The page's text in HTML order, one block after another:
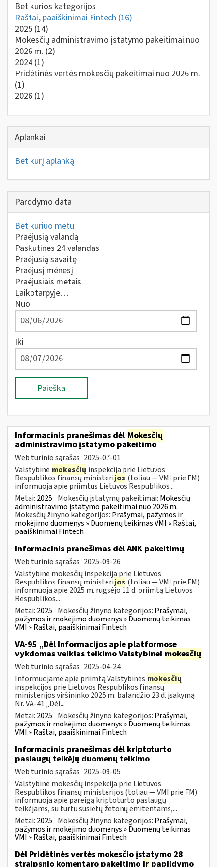
Bet kurios kategorijos
Raštai, paaiškinimai Fintech (16)
2025 (14)
Mokesčių administravimo įstatymo pakeitimai nuo
2026 m. (2)
2024 (1)
Pridėtinės vertės mokesčių pakeitimai nuo 2026 m.
(1)
2026 (1)
Aplankai
Bet kurį aplanką
Parodymo data
Bet kuriuo metu
Praėjusią valandą
Paskutines 24 valandas
Praėjusią savaitę
Praėjusį mėnesį
Praėjusiais metais
Laikotarpyje…
Nuo
Iki
Paieška
Informacinis pranešimas dėl Mokesčių
administravimo įstatymo pakeitimo
Web turinio sąrašas 2025-07-01
Valstybinė mokesčių inspekcija prie Lietuvos
Respublikos finansų ministerijos (toliau — VMI prie FM)
informuoja apie priimtus Lietuvos Respublikos...
Metai: 2025 Mokesčių įstatymų pakeitimai: Mokesčių
administravimo įstatymo pakeitimai nuo 2026 m.
Mokesčių žinyno kategorijos: Prašymai, pažymos ir
mokėjimo duomenys » Duomenų teikimas VMI » Raštai,
paaiškinimai Fintech
Informacinis pranešimas dėl ANK pakeitimų
Web turinio sąrašas 2025-09-26
Valstybinė mokesčių inspekcija prie Lietuvos
Respublikos finansų ministerijos (toliau — VMI prie FM)
informuoja apie 2025 m. rugsėjo 11 d. priimtą Lietuvos
Respublikos...
Metai: 2025 Mokesčių žinyno kategorijos: Prašymai,
pažymos ir mokėjimo duomenys » Duomenų teikimas
VMI » Raštai, paaiškinimai Fintech
VA-95 „Dėl Informacijos apie platformose
vykdomas veiklas teikimo Valstybinei mokesčių
Web turinio sąrašas 2025-04-24
Informuojame apie priimtą Valstybinės mokesčių
inspekcijos prie Lietuvos Respublikos finansų
ministerijos viršininko 2025 m. balandžio 23 d. įsakymą
Nr. VA-41 „Dėl...
Metai: 2025 Mokesčių žinyno kategorijos: Prašymai,
pažymos ir mokėjimo duomenys » Duomenų teikimas
VMI » Raštai, paaiškinimai Fintech
Informacinis pranešimas dėl kriptoturto
paslaugų teikėjų duomenų teikimo
Web turinio sąrašas 2025-09-05
Valstybinė mokesčių inspekcija prie Lietuvos
Respublikos finansų ministerijos (toliau — VMI prie FM)
informuoja apie pareigą kriptoturto paslaugų
teikėjams, su turtu susietų žetonų emitentams,...
Metai: 2025 Mokesčių žinyno kategorijos: Prašymai,
pažymos ir mokėjimo duomenys » Duomenų teikimas
VMI » Raštai, paaiškinimai Fintech
Dėl Pridėtinės vertės mokesčio įstatymo 28
straipsnio komentaro pakeitimo ir papildymo